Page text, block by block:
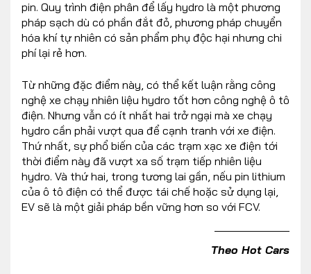
pin. Quy trình điện phân để lấy hydro là một phương
pháp sạch dù có phần đắt đỏ, phương pháp chuyển
hóa khí tự nhiên có sản phẩm phụ độc hại nhưng chi
phí lại rẻ hơn.
Từ những đặc điểm này, có thể kết luận rằng công
nghệ xe chạy nhiên liệu hydro tốt hơn công nghệ ô tô
điện. Nhưng vẫn có ít nhất hai trở ngại mà xe chạy
hydro cần phải vượt qua để cạnh tranh với xe điện.
Thứ nhất, sự phổ biến của các trạm xạc xe điện tới
thời điểm này đã vượt xa số trạm tiếp nhiên liệu
hydro. Và thứ hai, trong tương lai gần, nếu pin lithium
của ô tô điện có thể được tái chế hoặc sử dụng lại,
EV sẽ là một giải pháp bền vững hơn so với FCV.
Theo Hot Cars